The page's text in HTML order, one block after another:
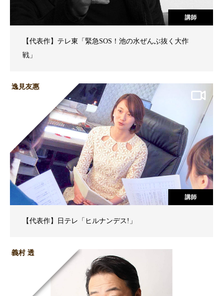
講師
【代表作】テレ東「緊急SOS！池の水ぜんぶ抜く大作
戦」
逸見友惠
講師
【代表作】日テレ「ヒルナンデス!」
義村 透